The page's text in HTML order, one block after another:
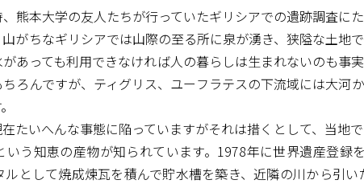
熊本大学の友人たちが行っていたギリシアでの遺跡調査
がちなギリシアでは山際の至る所に泉が湧き、狭隘な土
あっても利用できなければ人の暮らしは生まれないのも
ろんですが、ティグリス、ユーフラテスの下流域には大
たいへんな事態に陥っていますがそれは措くとして、当
う知恵の産物が知られています。1978年に世界遺産登
として焼成煉瓦を積んで貯水槽を築き、近隣の川から引